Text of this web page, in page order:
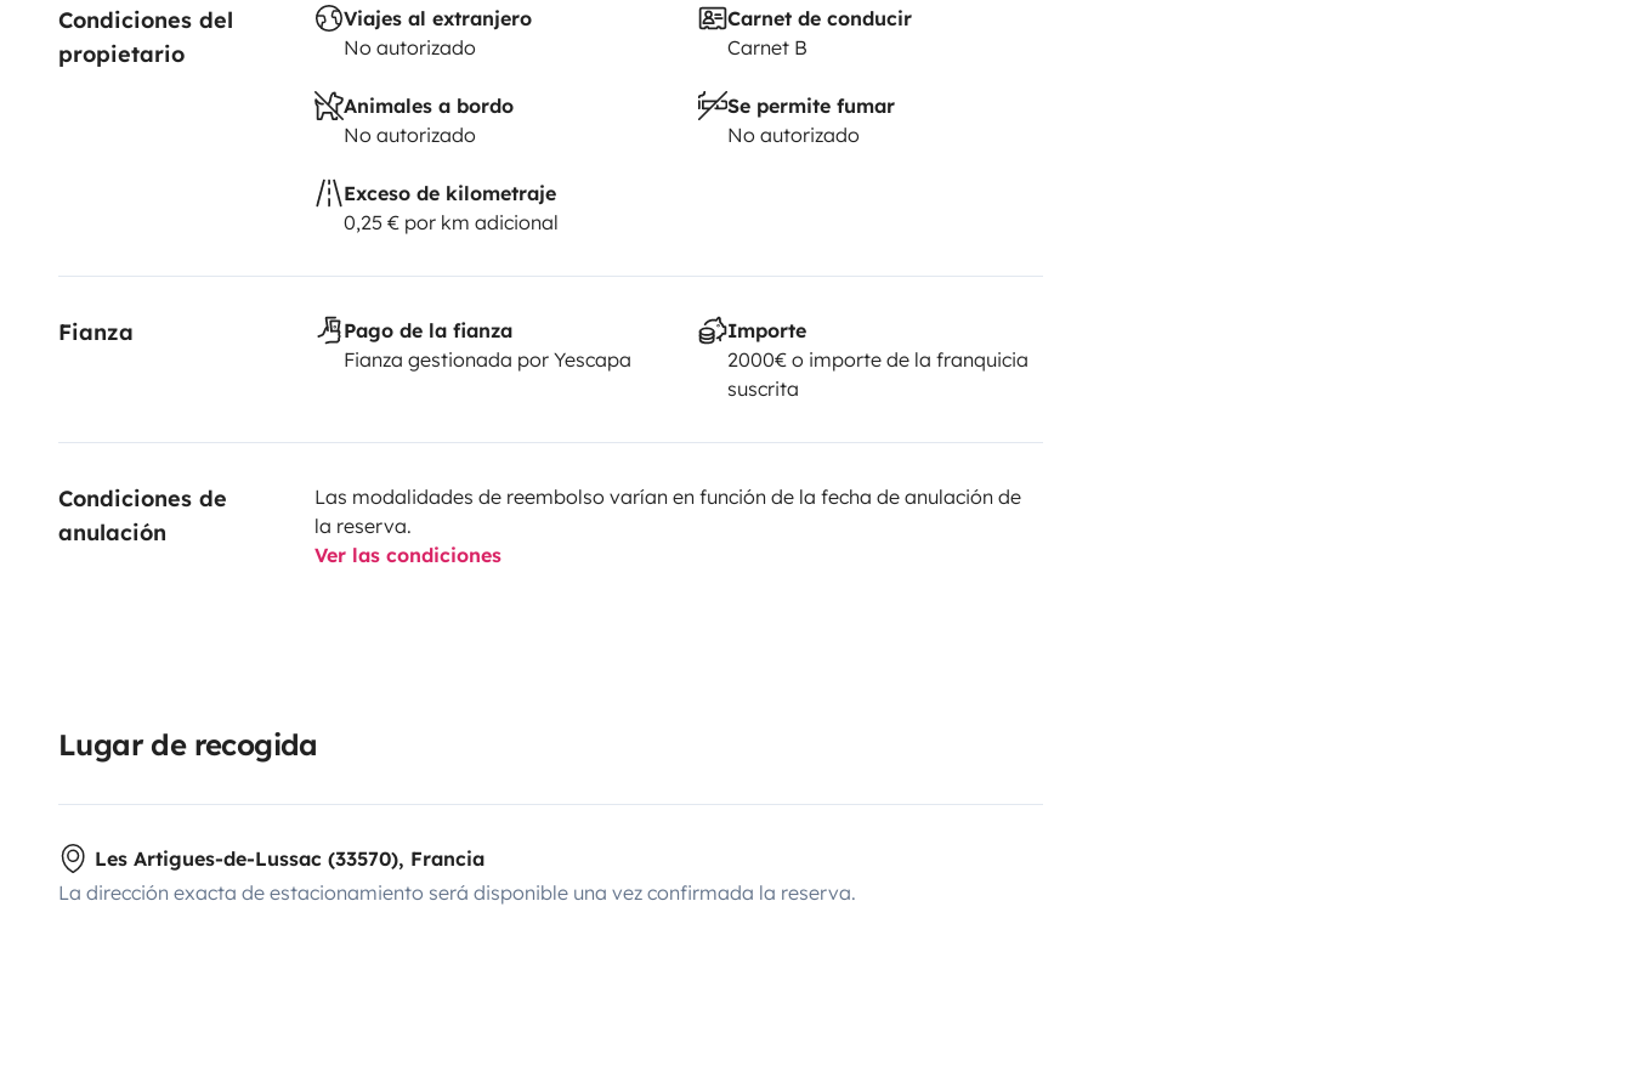
Condiciones del
propietario
Viajes al extranjero
No autorizado
Carnet de conducir
Carnet B
Animales a bordo
No autorizado
Se permite fumar
No autorizado
Exceso de kilometraje
0,25 € por km adicional
Fianza
Pago de la fianza
Fianza gestionada por Yescapa
Importe
2000€ o importe de la franquicia
suscrita
Condiciones de
anulación
Las modalidades de reembolso varían en función de la fecha de anulación de
la reserva.
Ver las condiciones
Lugar de recogida
Les Artigues-de-Lussac (33570), Francia
La dirección exacta de estacionamiento será disponible una vez confirmada la reserva.